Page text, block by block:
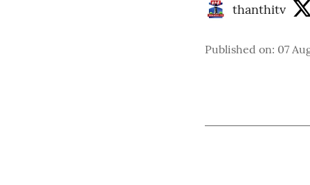
thanthitv
Published on: 07